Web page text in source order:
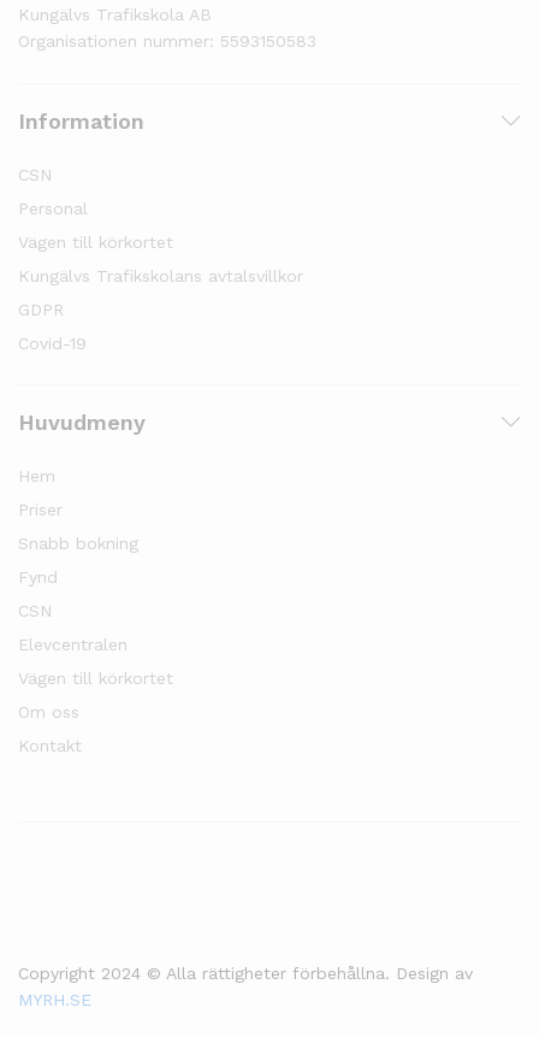
Kungälvs Trafikskola AB
Organisationen nummer: 5593150583
Information
CSN
Personal
Vägen till körkortet
Kungälvs Trafikskolans avtalsvillkor
GDPR
Covid-19
Huvudmeny
Hem
Priser
Snabb bokning
Fynd
CSN
Elevcentralen
Vägen till körkortet
Om oss
Kontakt
Copyright 2024 © Alla rättigheter förbehållna. Design av
MYRH.SE